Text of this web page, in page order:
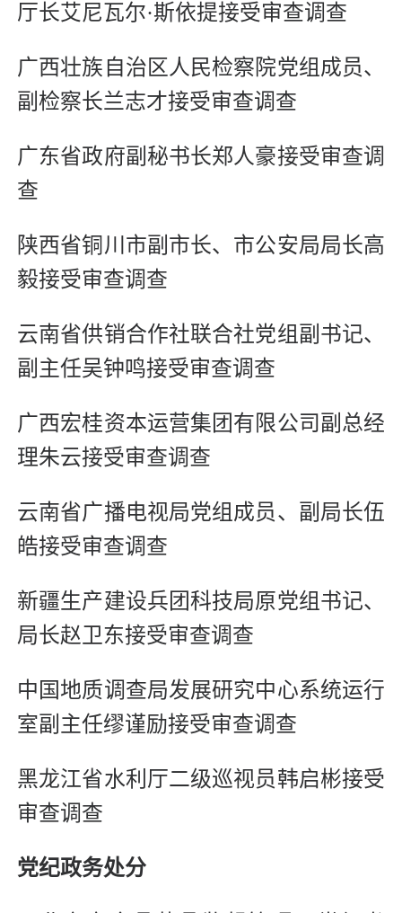
厅长艾尼瓦尔·斯依提接受审查调查
广西壮族自治区人民检察院党组成员、
副检察长兰志才接受审查调查
广东省政府副秘书长郑人豪接受审查调
查
陕西省铜川市副市长、市公安局局长高
毅接受审查调查
云南省供销合作社联合社党组副书记、
副主任吴钟鸣接受审查调查
广西宏桂资本运营集团有限公司副总经
理朱云接受审查调查
云南省广播电视局党组成员、副局长伍
皓接受审查调查
新疆生产建设兵团科技局原党组书记、
局长赵卫东接受审查调查
中国地质调查局发展研究中心系统运行
室副主任缪谨励接受审查调查
黑龙江省水利厅二级巡视员韩启彬接受
审查调查
党纪政务处分